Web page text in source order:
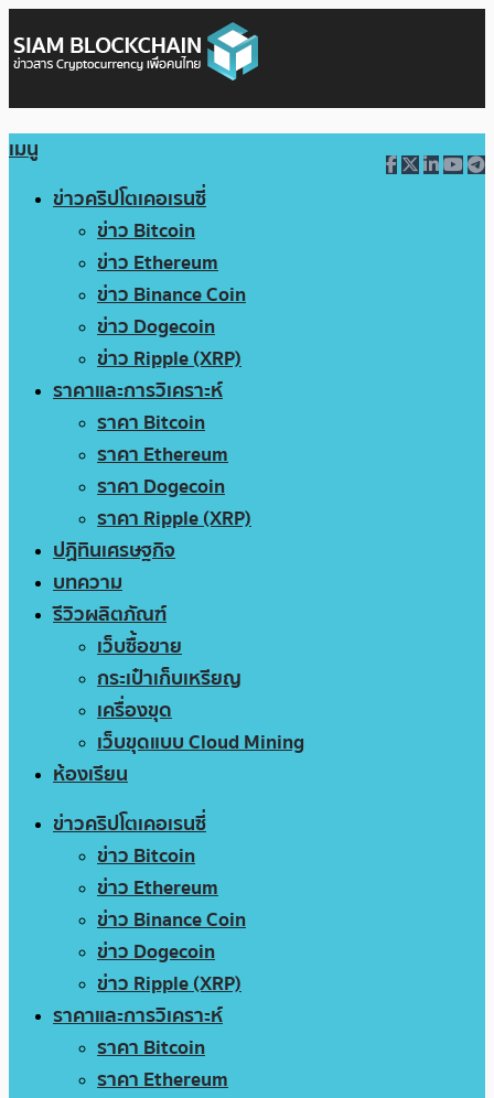
เมนู
ข่าวคริปโตเคอเรนซี่
ข่าว Bitcoin
ข่าว Ethereum
ข่าว Binance Coin
ข่าว Dogecoin
ข่าว Ripple (XRP)
ราคาและการวิเคราะห์
ราคา Bitcoin
ราคา Ethereum
ราคา Dogecoin
ราคา Ripple (XRP)
ปฏิทินเศรษฐกิจ
บทความ
รีวิวผลิตภัณฑ์
เว็บซื้อขาย
กระเป๋าเก็บเหรียญ
เครื่องขุด
เว็บขุดแบบ Cloud Mining
ห้องเรียน
ข่าวคริปโตเคอเรนซี่
ข่าว Bitcoin
ข่าว Ethereum
ข่าว Binance Coin
ข่าว Dogecoin
ข่าว Ripple (XRP)
ราคาและการวิเคราะห์
ราคา Bitcoin
ราคา Ethereum